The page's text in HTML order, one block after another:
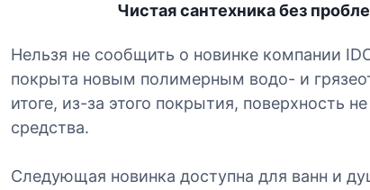
Чистая сантехника без
Нельзя не сообщить о новинке компании
покрыта новым полимерным водо- и
итоге, из-за этого покрытия, поверхность
средства.
Следующая новинка доступна для ванн и